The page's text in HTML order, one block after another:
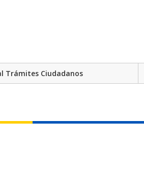
Trámites Ciudadanos